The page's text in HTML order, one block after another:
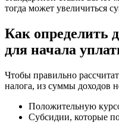
тогда может увеличиться
Как определить
для начала
Чтобы правильно
налога, из суммы доходов
Положительную
Субсидии, которые